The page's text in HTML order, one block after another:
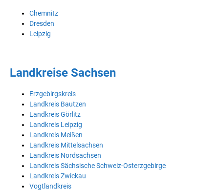
Chemnitz
Dresden
Leipzig
Landkreise Sachsen
Erzgebirgskreis
Landkreis Bautzen
Landkreis Görlitz
Landkreis Leipzig
Landkreis Meißen
Landkreis Mittelsachsen
Landkreis Nordsachsen
Landkreis Sächsische Schweiz-Osterzgebirge
Landkreis Zwickau
Vogtlandkreis